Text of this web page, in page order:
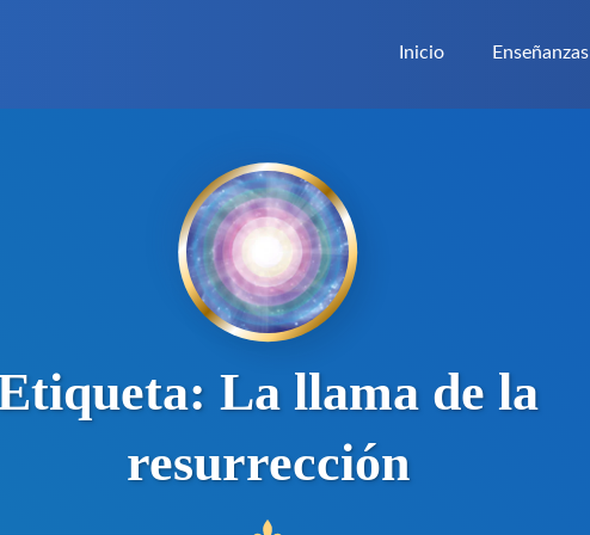
Inicio Enseñanzas
La llama de la
resurrección